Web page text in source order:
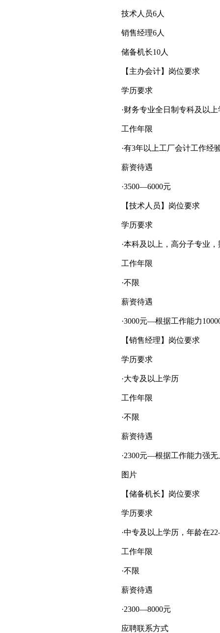
技术人员6人
销售经理6人
储备机长10人
【主办会计】岗位要求
学历要求
·财务专业全日制专科及以上
工作年限
·有3年以上工厂会计工作经
薪资待遇
·3500—6000元
【技术人员】岗位要求
学历要求
·本科及以上，高分子专业，
工作年限
·不限
薪资待遇
·3000元—根据工作能力
【销售经理】岗位要求
学历要求
·大专及以上学历
工作年限
·不限
薪资待遇
·2300元—根据工作能力强无
图片
【储备机长】岗位要求
学历要求
·中专及以上学历，年龄在
工作年限
·不限
薪资待遇
·2300—8000元
应聘联系方式